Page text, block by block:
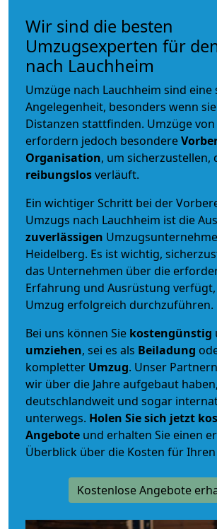
Wir sind die besten
Umzugsexperten für
nach Lauchheim
Umzüge nach Lauchheim sind eine
Angelegenheit, besonders wenn
Distanzen stattfinden. Umzüge
erfordern jedoch besondere
Organisation, um sicherzustellen,
reibungslosverläuft.
Ein wichtiger Schritt bei der
Umzugs nach Lauchheim ist die
zuverlässigen
Heidelberg. Es ist wichtig,
das Unternehmen über die
Erfahrung und Ausrüstung
Umzug erfolgreich durchzuführen.
Bei uns können Sie kostengünstig
umziehen, sei es als Beiladung
kompletter Umzug. Unser
wir über die Jahre aufgebaut
deutschlandweit und sogar
unterwegs. Holen Sie sich jetzt
Angebote und erhalten Sie einen
Überblick über die Kosten für
Kostenlose Angebote